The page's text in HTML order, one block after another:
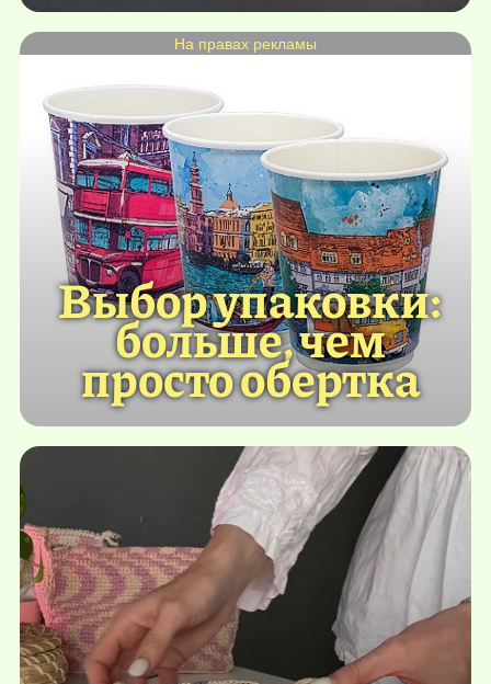
Выбор упаковки:
больше, чем
просто обертка
На правах рекламы